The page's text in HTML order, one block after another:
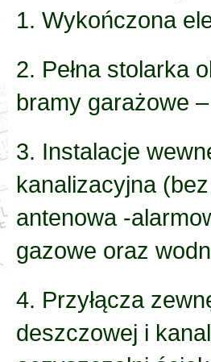
1. Wykończona
2. Pełna stolarka
bramy garażowe
3. Instalacje
kanalizacyjna
antenowa -
gazowe oraz
4. Przyłącza
deszczowej i